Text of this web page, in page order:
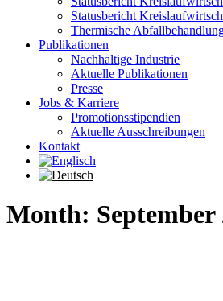
Statusbericht
Thermische
Publikationen
Nachhaltige Industrie
Aktuelle Publikationen
Presse
Jobs & Karriere
Promotionsstipendien
Aktuelle Ausschreibungen
Kontakt
Month: September